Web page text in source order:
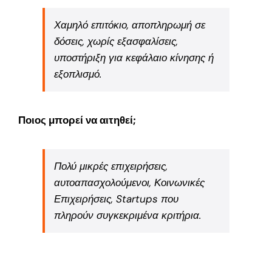
Χαμηλό επιτόκιο, αποπληρωμή σε
δόσεις, χωρίς εξασφαλίσεις,
υποστήριξη για κεφάλαιο κίνησης ή
εξοπλισμό.
Ποιος μπορεί να αιτηθεί;
Πολύ μικρές επιχειρήσεις,
αυτοαπασχολούμενοι, Κοινωνικές
Επιχειρήσεις, Startups που
πληρούν συγκεκριμένα κριτήρια.